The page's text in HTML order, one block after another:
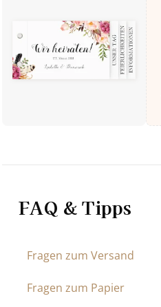
FAQ & Tipps
Fragen zum Versand
Fragen zum Papier